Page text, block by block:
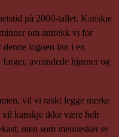
på 2000-tallet. Kanskje
om antrekk vi for
denne logoen inn i en
avrundede hjørner og
vil vi raskt legge merke
vil kanskje ikke være helt
men som mennesker er